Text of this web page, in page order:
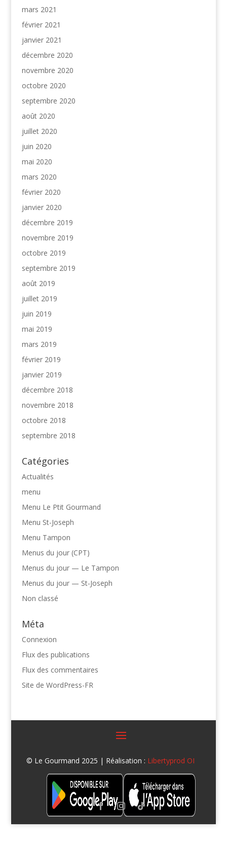
mars 2021
février 2021
janvier 2021
décembre 2020
novembre 2020
octobre 2020
septembre 2020
août 2020
juillet 2020
juin 2020
mai 2020
mars 2020
février 2020
janvier 2020
décembre 2019
novembre 2019
octobre 2019
septembre 2019
août 2019
juillet 2019
juin 2019
mai 2019
mars 2019
février 2019
janvier 2019
décembre 2018
novembre 2018
octobre 2018
septembre 2018
Catégories
Actualités
menu
Menu Le Ptit Gourmand
Menu St-Joseph
Menu Tampon
Menus du jour (CPT)
Menus du jour — Le Tampon
Menus du jour — St-Joseph
Non classé
Méta
Connexion
Flux des publications
Flux des commentaires
Site de WordPress-FR
© Le Gourmand 2025 | Réalisation : Libertyprod OI